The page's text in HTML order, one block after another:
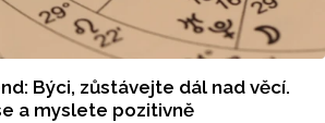
Býci, zůstávejte dál nad věcí.
a myslete pozitivně